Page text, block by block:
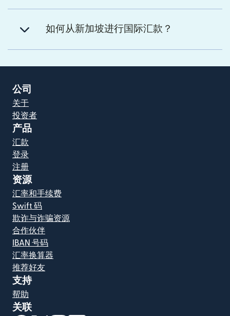
如何从新加坡进行国际汇款？
公司
关于
投资者
产品
汇款
登录
注册
资源
汇率和手续费
Swift 码
欺诈与诈骗资源
合作伙伴
IBAN 号码
汇率换算器
推荐好友
支持
帮助
关联